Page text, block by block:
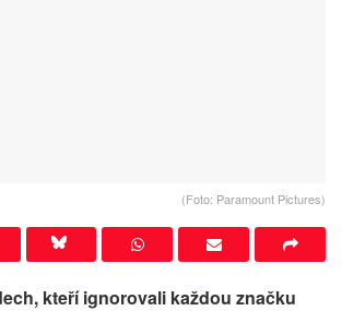
(Foto: Paramount Pictures)
kteří ignorovali každou značku